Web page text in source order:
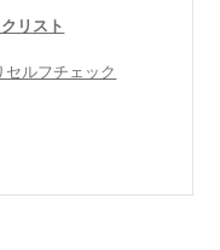
リスト
ルフチェック